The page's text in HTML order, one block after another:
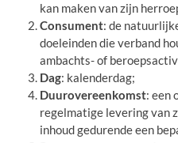
kan maken van zijn
Consument: de
doeleinden die verband
ambachts- of
Dag: kalenderdag;
Duurovereenkomst: een
regelmatige levering van
inhoud gedurende een